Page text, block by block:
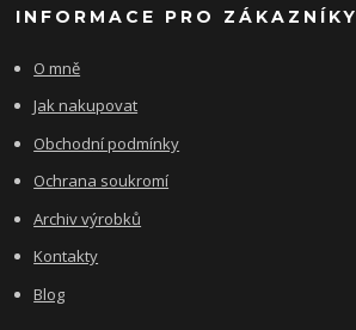
INFORMACE PRO ZÁKAZNÍKY
O mně
Jak nakupovat
Obchodní podmínky
Ochrana soukromí
Archiv výrobků
Kontakty
Blog